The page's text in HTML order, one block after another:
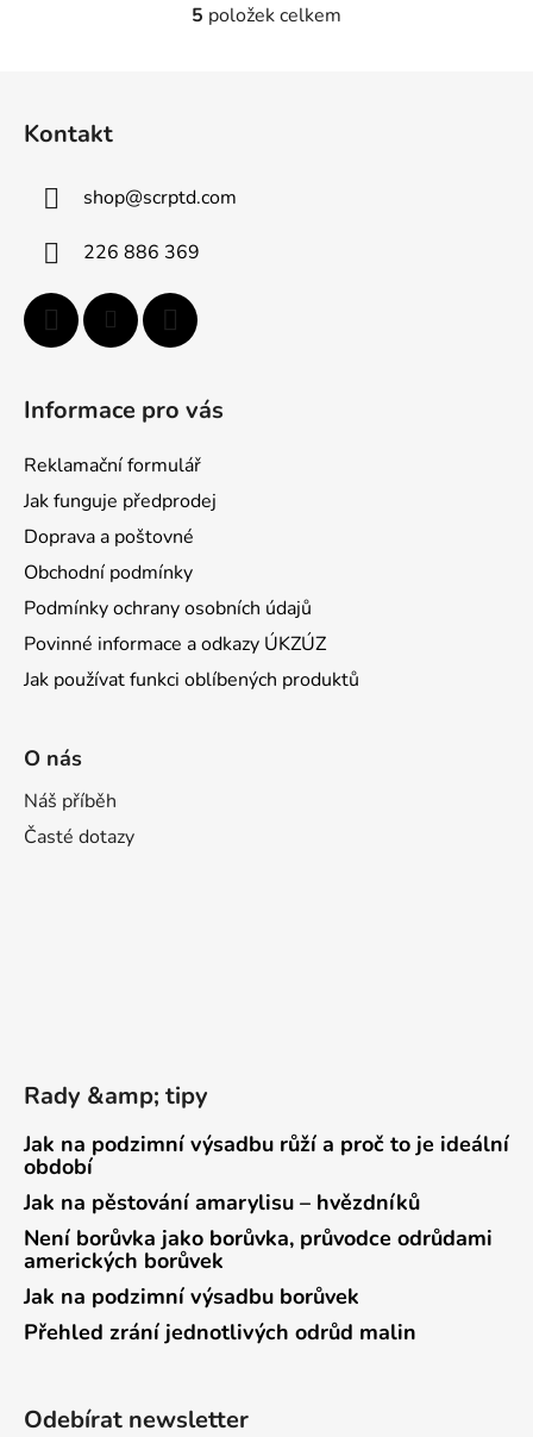
O
5 položek celkem
Kontakt
shop@scrptd.com
226 886 369
Informace pro vás
Reklamační formulář
Jak funguje předprodej
Doprava a poštovné
Obchodní podmínky
Podmínky ochrany osobních údajů
Povinné informace a odkazy ÚKZÚZ
Jak používat funkci oblíbených produktů
O nás
Náš příběh
Časté dotazy
Rady &amp; tipy
Jak na podzimní výsadbu růží a proč to je ideální
období
Jak na pěstování amarylisu – hvězdníků
Není borůvka jako borůvka, průvodce odrůdami
amerických borůvek
Jak na podzimní výsadbu borůvek
Přehled zrání jednotlivých odrůd malin
Odebírat newsletter